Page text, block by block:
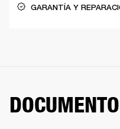
GARANTÍA Y